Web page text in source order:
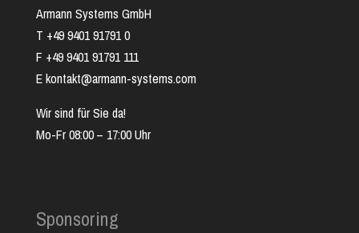
Armann Systems GmbH
T +49 9401 91791 0
F +49 9401 91791 111
E kontakt@armann-systems.com
Wir sind für Sie da!
Mo-Fr 08:00 – 17:00 Uhr
Sponsoring